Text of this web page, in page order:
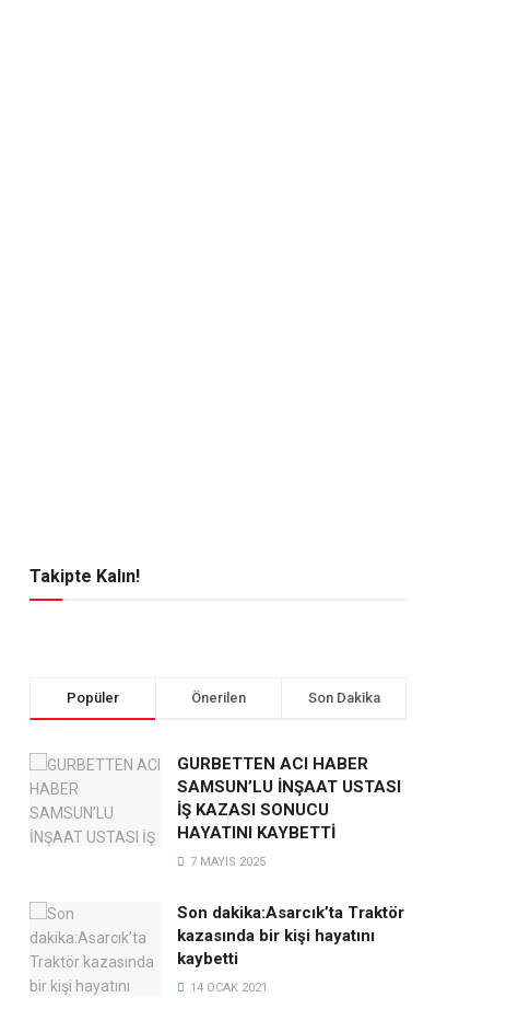
Takipte Kalın!
Popüler Önerilen Son Dakika
GURBETTEN ACI HABER
SAMSUN’LU İNŞAAT USTASI
İŞ KAZASI SONUCU
HAYATINI KAYBETTİ
7 MAYIS 2025
Son dakika:Asarcık’ta Traktör
kazasında bir kişi hayatını
kaybetti
14 OCAK 2021